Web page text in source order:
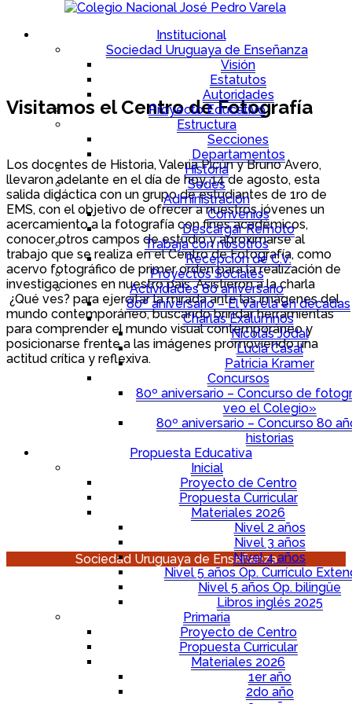
Institucional
Sociedad Uruguaya de Enseñanza
Visión
Estatutos
Autoridades
Proyecto Educativo
Estructura
Secciones
Departamentos
Historia
Sedes
Administración
Convenios
Descargar Remoto
Trabaja con nosotros
Recepción de C.V.
Proyectos Sociales
Actividades 80 aniversario
80º aniversario – El Varela en décadas
Charlas Exalumnos
Nicolás Jodal
Lucía Casal
Patricia Kramer
Concursos
80º aniversario – Concurso de
veo el Colegio»
80º aniversario – Concurso 80
historias
Propuesta Educativa
Inicial
Proyecto de Centro
Propuesta Curricular
Materiales 2026
Nivel 2 años
Nivel 3 años
Nivel 4 años
Nivel 5 años Op. Currículo
Nivel 5 años Op. bilingüe
Libros inglés 2025
Primaria
Proyecto de Centro
Propuesta Curricular
Materiales 2026
1er año
2do año
Visitamos el Centro de Fotografía
Los docentes de Historia, Valeria Picún y Bruno Avero,
llevaron adelante en el día de hoy, 14 de agosto, esta
salida didáctica con un grupo de estudiantes de 1ro de
EMS, con el objetivo de ofrecer a nuestros jóvenes un
acercamiento a la fotografía con fines académicos,
conocer otros campos de estudio y aproximarse al
trabajo que se realiza en el Centro de Fotografía, como
acervo fotográfico de primer orden para la realización de
investigaciones en nuestro país. Asistieron a la charla
¿Qué ves? para ejercitar la mirada ante las imágenes del
mundo contemporáneo, buscando brindar herramientas
para comprender el mundo visual contemporáneo y
posicionarse frente a las imágenes promoviendo una
actitud crítica y reflexiva.
Sociedad Uruguaya de Enseñanza